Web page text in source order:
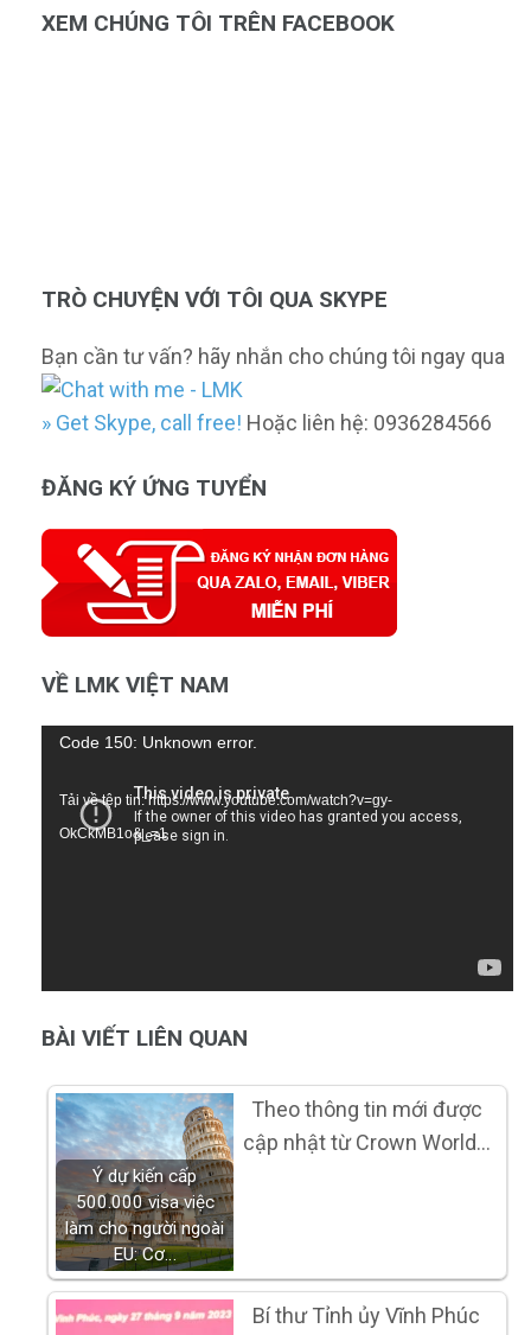
XEM CHÚNG TÔI TRÊN FACEBOOK
TRÒ CHUYỆN VỚI TÔI QUA SKYPE
Bạn cần tư vấn? hãy nhắn cho chúng tôi ngay qua
» Get Skype, call free! Hoặc liên hệ: 0936284566
ĐĂNG KÝ ỨNG TUYỂN
VỀ LMK VIỆT NAM
Trình
Video
Code 150: Unknown error.
Tải về tệp tin: https://www.youtube.com/watch?v=gy-
OkCkMB1o&_=1
BÀI VIẾT LIÊN QUAN
Ý dự kiến cấp
500.000 visa việc
làm cho người ngoài
EU: Cơ…
Theo thông tin mới được
cập nhật từ Crown World…
Bí thư Tỉnh ủy Vĩnh Phúc